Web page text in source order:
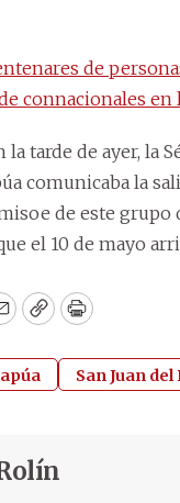
de
connacionales en
la tarde de ayer, la
comunicaba la
de este grupo
el 10 de mayo
CopyPrint
San Juan